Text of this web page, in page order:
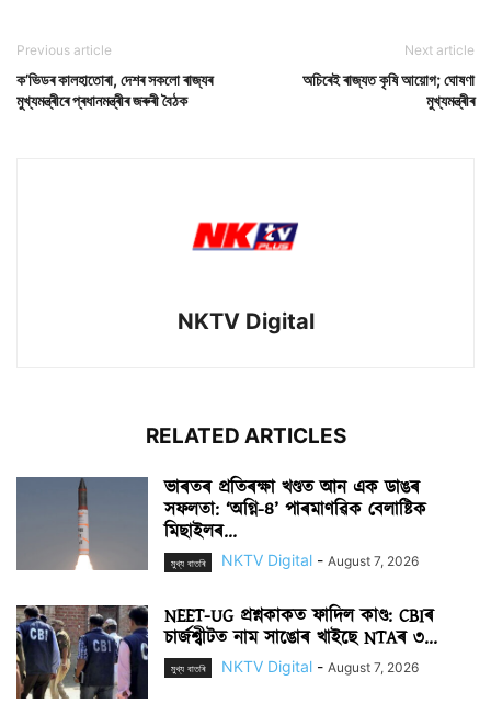
Previous article
ক’ভিডৰ কালহাতোৰা, দেশৰ সকলো ৰাজ্যৰ
মুখ্যমন্ত্ৰীৰে প্ৰধানমন্ত্ৰীৰ জৰুৰী বৈঠক
Next article
অচিৰেই ৰাজ্যত কৃষি আয়োগ; ঘোষণা
মুখ্যমন্ত্ৰীৰ
NKTV Digital
RELATED ARTICLES
ভাৰতৰ প্ৰতিৰক্ষা খণ্ডত আন এক ডাঙৰ
সফলতা: ‘অগ্নি-৪’ পাৰমাণৱিক বেলাষ্টিক
মিছাইলৰ...
মুখ্য বাতৰি NKTV Digital - August 7, 2026
NEET-UG প্ৰশ্নকাকত ফাদিল কাণ্ড: CBIৰ
চাৰ্জশ্বীটত নাম সাঙোৰ খাইছে NTAৰ ৩...
মুখ্য বাতৰি NKTV Digital - August 7, 2026